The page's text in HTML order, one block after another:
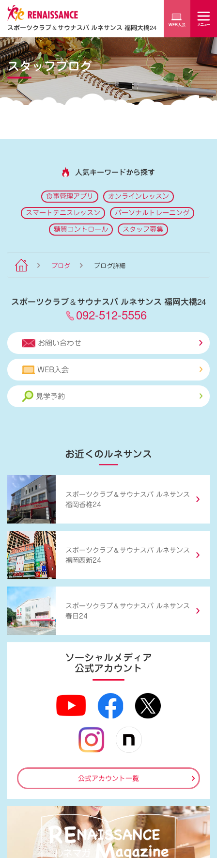
スポーツクラブ＆サウナスパ ルネサンス 福岡大橋24
スタッフブログ
人気キーワードから探す
食事管理アプリ オンラインレッスン
スマートテニスレッスン パーソナルトレーニング
糖質コントロール スタッフ募集
ブログ ブログ詳細
スポーツクラブ＆サウナスパ ルネサンス 福岡大橋24
092-512-5556
お問い合わせ
WEB入会
見学予約
お近くのルネサンス
スポーツクラブ ＆ サウナスパ ルネサンス
福岡香椎24
スポーツクラブ ＆ サウナスパ ルネサンス
福岡西新24
スポーツクラブ ＆ サウナスパ ルネサンス
春日24
ソーシャルメディア
公式アカウント
公式アカウント一覧